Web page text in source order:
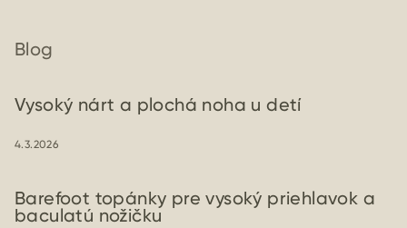
Blog
Vysoký nárt a plochá noha u detí
4.3.2026
Barefoot topánky pre vysoký priehlavok a
baculatú nožičku